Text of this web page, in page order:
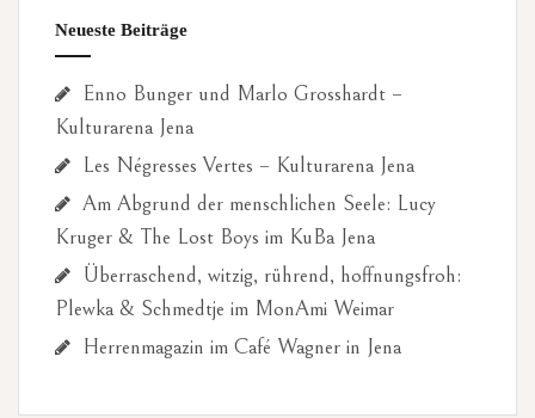
Neueste Beiträge
Enno Bunger und Marlo Grosshardt –
Kulturarena Jena
Les Négresses Vertes – Kulturarena Jena
Am Abgrund der menschlichen Seele: Lucy
Kruger & The Lost Boys im KuBa Jena
Überraschend, witzig, rührend, hoffnungsfroh:
Plewka & Schmedtje im MonAmi Weimar
Herrenmagazin im Café Wagner in Jena